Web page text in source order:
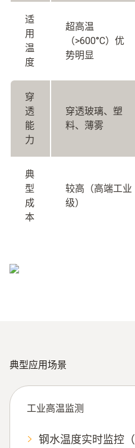
适
用
温
度
超高温
（>600°C）优
势明显
穿
透
能
力
穿透玻璃、塑
料、薄雾
典
型
成
本
较高（高端工业
级）
典型应用场景
工业高温监测
钢水温度实时监控（